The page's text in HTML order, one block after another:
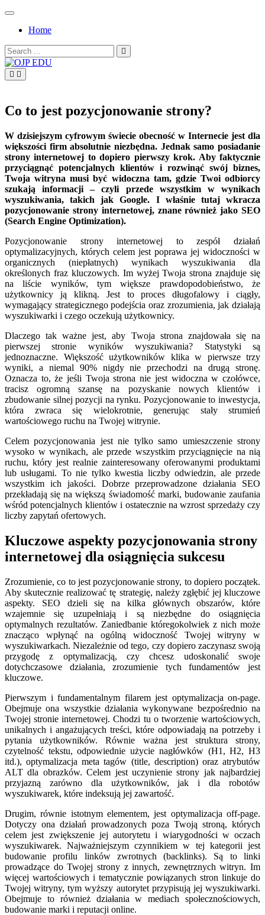
Skip
contentHome
Search
for:
Co to jest pozycjonowanie strony?
W dzisiejszym cyfrowym świecie obecność w Internecie jest dla
większości firm absolutnie niezbędna. Jednak samo posiadanie
strony internetowej to dopiero pierwszy krok. Aby faktycznie
przyciągnąć potencjalnych klientów i rozwinąć swój biznes,
Twoja witryna musi być widoczna tam, gdzie Twoi odbiorcy
szukają informacji – czyli przede wszystkim w wynikach
wyszukiwania, takich jak Google. I właśnie tutaj wkracza
pozycjonowanie strony internetowej, znane również jako SEO
(Search Engine Optimization).
Pozycjonowanie strony internetowej to zespół działań
optymalizacyjnych, których celem jest poprawa jej widoczności w
organicznych (niepłatnych) wynikach wyszukiwania dla
określonych fraz kluczowych. Im wyżej Twoja strona znajduje się
na liście wyników, tym większe prawdopodobieństwo, że
użytkownicy ją klikną. Jest to proces długofalowy i ciągły,
wymagający strategicznego podejścia oraz zrozumienia, jak działają
wyszukiwarki i czego oczekują użytkownicy.
Dlaczego tak ważne jest, aby Twoja strona znajdowała się na
pierwszej stronie wyników wyszukiwania? Statystyki są
jednoznaczne. Większość użytkowników klika w pierwsze trzy
wyniki, a niemal 90% nigdy nie przechodzi na drugą stronę.
Oznacza to, że jeśli Twoja strona nie jest widoczna w czołówce,
tracisz ogromną szansę na pozyskanie nowych klientów i
zbudowanie silnej pozycji na rynku. Pozycjonowanie to inwestycja,
która zwraca się wielokrotnie, generując stały strumień
wartościowego ruchu na Twojej witrynie.
Celem pozycjonowania jest nie tylko samo umieszczenie strony
wysoko w wynikach, ale przede wszystkim przyciągnięcie na nią
ruchu, który jest realnie zainteresowany oferowanymi produktami
lub usługami. To nie tylko kwestia liczby odwiedzin, ale przede
wszystkim ich jakości. Dobrze przeprowadzone działania SEO
przekładają się na większą świadomość marki, budowanie zaufania
wśród potencjalnych klientów i ostatecznie na wzrost sprzedaży czy
liczby zapytań ofertowych.
Kluczowe aspekty pozycjonowania strony
internetowej dla osiągnięcia sukcesu
Zrozumienie, co to jest pozycjonowanie strony, to dopiero początek.
Aby skutecznie realizować tę strategię, należy zgłębić jej kluczowe
aspekty. SEO dzieli się na kilka głównych obszarów, które
wzajemnie się uzupełniają i są niezbędne do osiągnięcia
optymalnych rezultatów. Zaniedbanie któregokolwiek z nich może
znacząco wpłynąć na ogólną widoczność Twojej witryny w
wyszukiwarkach. Niezależnie od tego, czy dopiero zaczynasz swoją
przygodę z optymalizacją, czy chcesz udoskonalić swoje
dotychczasowe działania, zrozumienie tych fundamentów jest
kluczowe.
Pierwszym i fundamentalnym filarem jest optymalizacja on-page.
Obejmuje ona wszystkie działania wykonywane bezpośrednio na
Twojej stronie internetowej. Chodzi tu o tworzenie wartościowych,
unikalnych i angażujących treści, które odpowiadają na potrzeby i
pytania użytkowników. Równie ważna jest struktura strony,
czytelność tekstu, odpowiednie użycie nagłówków (H1, H2, H3
itd.), optymalizacja meta tagów (title, description) oraz atrybutów
ALT dla obrazków. Celem jest uczynienie strony jak najbardziej
przyjazną zarówno dla użytkowników, jak i dla robotów
wyszukiwarek, które indeksują jej zawartość.
Drugim, równie istotnym elementem, jest optymalizacja off-page.
Dotyczy ona działań prowadzonych poza Twoją stroną, których
celem jest zwiększenie jej autorytetu i wiarygodności w oczach
wyszukiwarek. Najważniejszym czynnikiem w tej kategorii jest
budowanie profilu linków zwrotnych (backlinks). Są to linki
prowadzące do Twojej strony z innych, zewnętrznych witryn. Im
więcej wartościowych i tematycznie powiązanych stron linkuje do
Twojej witryny, tym wyższy autorytet przypisują jej wyszukiwarki.
Obejmuje to również działania w mediach społecznościowych,
budowanie marki i reputacji online.